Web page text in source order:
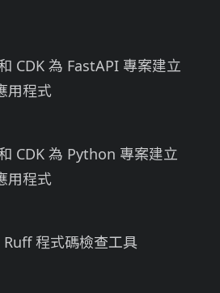
CDK 為 FastAPI 專案建立
用程式
CDK 為 Python 專案建立
用程式
程式碼檢查工具